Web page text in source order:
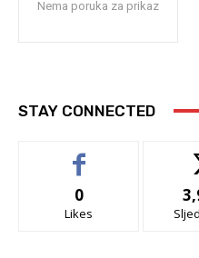
Nema poruka za prikaz
STAY CONNECTED
0
Likes